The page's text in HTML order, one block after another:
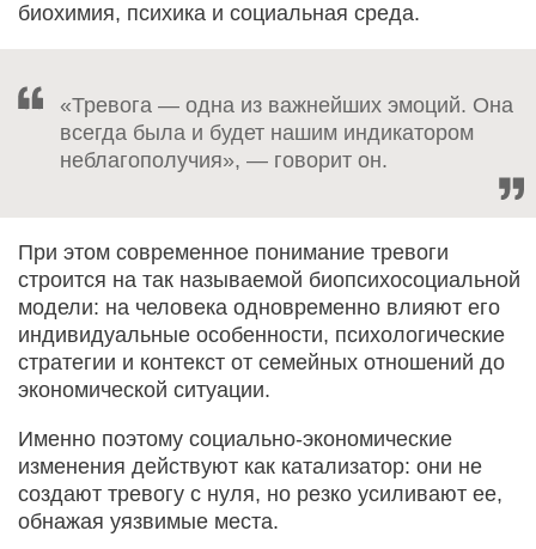
биохимия, психика и социальная среда.
«Тревога — одна из важнейших эмоций. Она
всегда была и будет нашим индикатором
неблагополучия», — говорит он.
При этом современное понимание тревоги
строится на так называемой биопсихосоциальной
модели: на человека одновременно влияют его
индивидуальные особенности, психологические
стратегии и контекст от семейных отношений до
экономической ситуации.
Именно поэтому социально-экономические
изменения действуют как катализатор: они не
создают тревогу с нуля, но резко усиливают ее,
обнажая уязвимые места.